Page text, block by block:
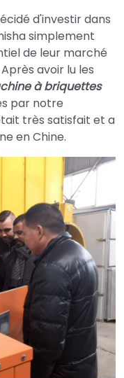
d'investir dans
simplement
de leur marché
avoir lu les
à briquettes
par notre
très satisfait et a
en Chine.